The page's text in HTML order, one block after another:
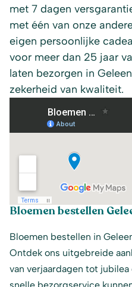
met 7 dagen
met één van onze
eigen persoonlijke
voor meer dan 25 jaar
laten bezorgen in
zekerheid van kwaliteit.
Bloemen bestellen
Bloemen bestellen in
Ontdek ons uitgebreide
van verjaardagen tot